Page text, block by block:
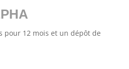
pour 12 mois et un dépôt de